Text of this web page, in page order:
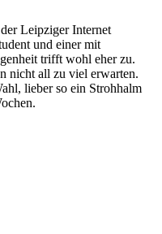
Leipziger Internet
und einer mit
trifft wohl eher zu.
nicht all zu viel erwarten.
lieber so ein Strohhalm